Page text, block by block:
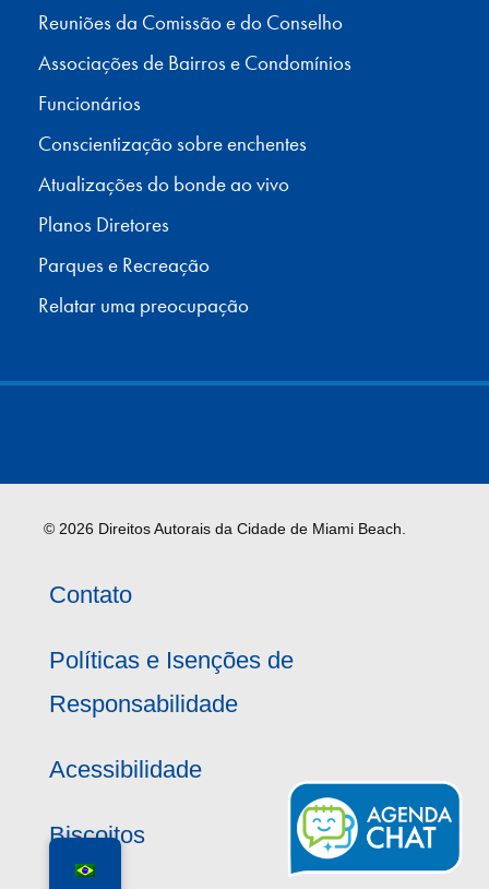
Reuniões da Comissão e do Conselho
Associações de Bairros e Condomínios
Funcionários
Conscientização sobre enchentes
Atualizações do bonde ao vivo
Planos Diretores
Parques e Recreação
Relatar uma preocupação
© 2026 Direitos Autorais da Cidade de Miami Beach.
Contato
Políticas e Isenções de
Responsabilidade
Acessibilidade
Biscoitos